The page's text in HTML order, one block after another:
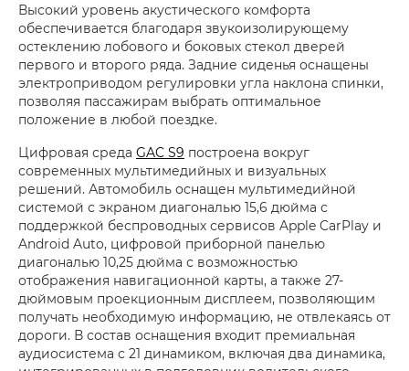
Высокий уровень акустического комфорта
обеспечивается благодаря звукоизолирующему
остеклению лобового и боковых стекол дверей
первого и второго ряда. Задние сиденья оснащены
электроприводом регулировки угла наклона спинки,
позволяя пассажирам выбрать оптимальное
положение в любой поездке.
Цифровая среда GAC S9 построена вокруг
современных мультимедийных и визуальных
решений. Автомобиль оснащен мультимедийной
системой с экраном диагональю 15,6 дюйма с
поддержкой беспроводных сервисов Apple CarPlay и
Android Auto, цифровой приборной панелью
диагональю 10,25 дюйма с возможностью
отображения навигационной карты, а также 27-
дюймовым проекционным дисплеем, позволяющим
получать необходимую информацию, не отвлекаясь от
дороги. В состав оснащения входит премиальная
аудиосистема с 21 динамиком, включая два динамика,